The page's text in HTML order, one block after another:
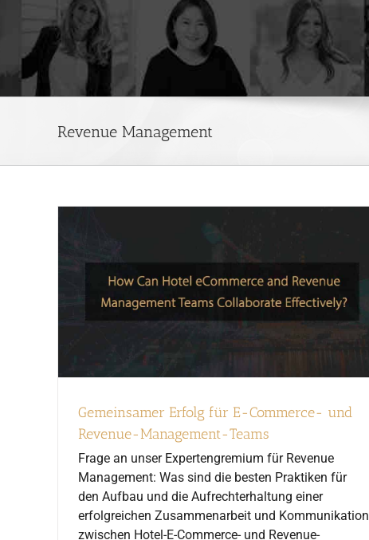
Revenue Management
Gemeinsamer Erfolg für E-Commerce- und
Revenue-Management-Teams
Frage an unser Expertengremium für Revenue
Management: Was sind die besten Praktiken für
den Aufbau und die Aufrechterhaltung einer
erfolgreichen Zusammenarbeit und Kommunikation
zwischen Hotel-E-Commerce- und Revenue-